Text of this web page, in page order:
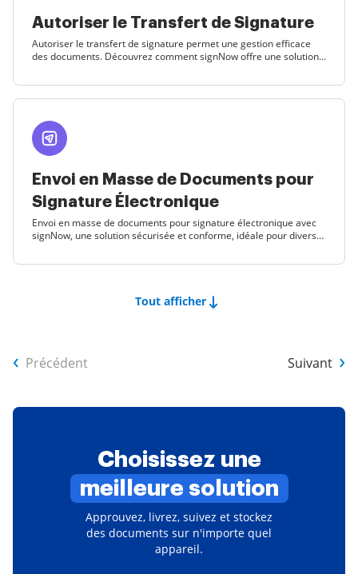
Autoriser le Transfert de Signature
Autoriser le transfert de signature permet une gestion efficace
des documents. Découvrez comment signNow offre une solution
Envoi en Masse de Documents pour
Signature Électronique
Envoi en masse de documents pour signature électronique avec
signNow, une solution sécurisée et conforme, idéale pour divers
Tout afficher
Précédent Suivant
Choisissez une
meilleure solution
Approuvez, livrez, suivez et stockez
des documents sur n'importe quel
appareil.